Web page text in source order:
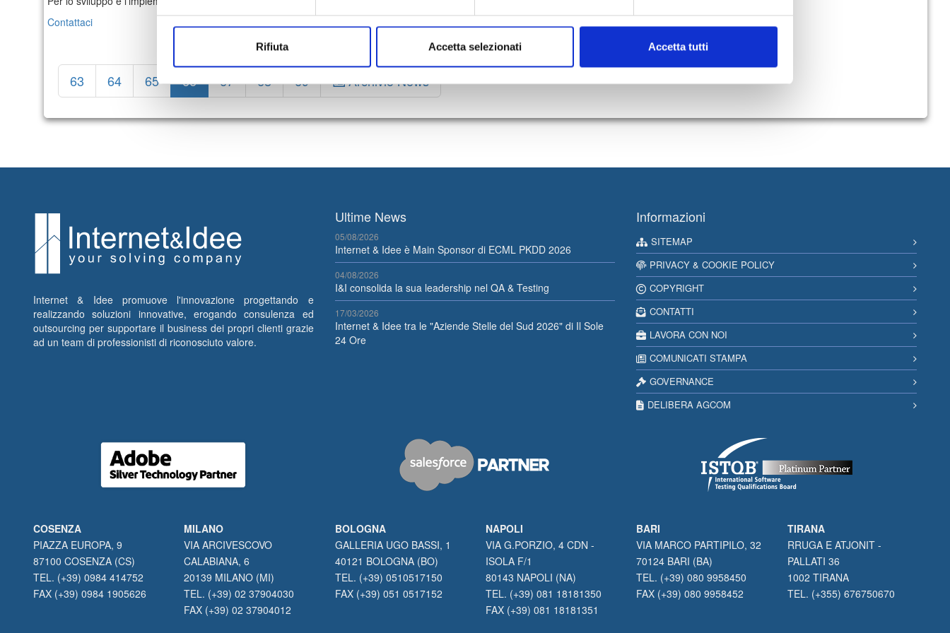
Rifiuta Accetta selezionati Accetta tutti
Contattaci
63 64 65 66 67 68 69 Archivio News
Internet & Idee promuove l'innovazione progettando e
realizzando soluzioni innovative, erogando consulenza ed
outsourcing per supportare il business dei propri clienti grazie
ad un team di professionisti di riconosciuto valore.
Ultime News
05/08/2026
Internet & Idee è Main Sponsor di ECML PKDD 2026
04/08/2026
I&I consolida la sua leadership nel QA & Testing
17/03/2026
Internet & Idee tra le "Aziende Stelle del Sud 2026" di Il Sole
24 Ore
Informazioni
SITEMAP
PRIVACY & COOKIE POLICY
COPYRIGHT
CONTATTI
LAVORA CON NOI
COMUNICATI STAMPA
GOVERNANCE
DELIBERA AGCOM
COSENZA
PIAZZA EUROPA, 9
87100 COSENZA (CS)
TEL. (+39) 0984 414752
FAX (+39) 0984 1905626
MILANO
VIA ARCIVESCOVO
CALABIANA, 6
20139 MILANO (MI)
TEL. (+39) 02 37904030
FAX (+39) 02 37904012
BOLOGNA
GALLERIA UGO BASSI, 1
40121 BOLOGNA (BO)
TEL. (+39) 0510517150
FAX (+39) 051 0517152
NAPOLI
VIA G.PORZIO, 4 CDN -
ISOLA F/1
80143 NAPOLI (NA)
TEL. (+39) 081 18181350
FAX (+39) 081 18181351
BARI
VIA MARCO PARTIPILO, 32
70124 BARI (BA)
TEL. (+39) 080 9958450
FAX (+39) 080 9958452
TIRANA
RRUGA E ATJONIT -
PALLATI 36
1002 TIRANA
TEL. (+355) 676750670